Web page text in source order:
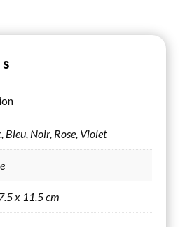
Bleu, Noir, Rose, Violet
x 11.5 cm